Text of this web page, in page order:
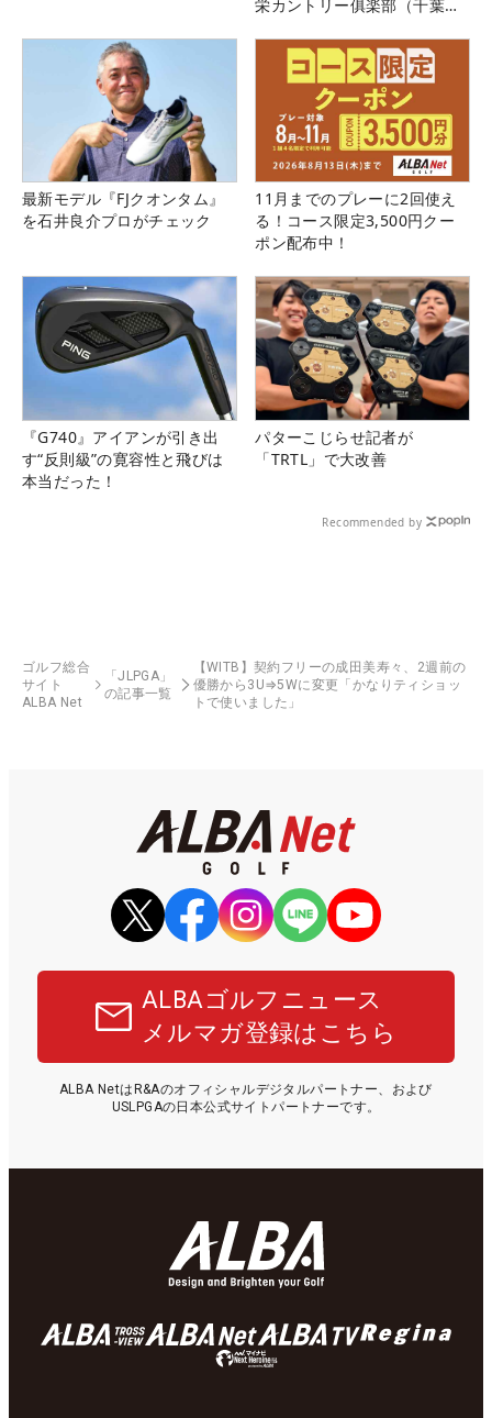
栄カントリー俱楽部（千葉
最新モデル『FJクオンタム』
を石井良介プロがチェック
11月までのプレーに2回使え
る！コース限定3,500円クー
ポン配布中！
『G740』アイアンが引き出
す“反則級”の寛容性と飛びは
本当だった！
パターこじらせ記者が
「TRTL」で大改善
Recommended by
ゴルフ総合
サイト
ALBA Net
「JLPGA」
の記事一覧
【WITB】契約フリーの成田美寿々、2週前の
優勝から3U⇒5Wに変更「かなりティショッ
トで使いました」
ALBAゴルフニュース
メルマガ登録はこちら
ALBA NetはR&Aのオフィシャルデジタルパートナー、および
USLPGAの日本公式サイトパートナーです。